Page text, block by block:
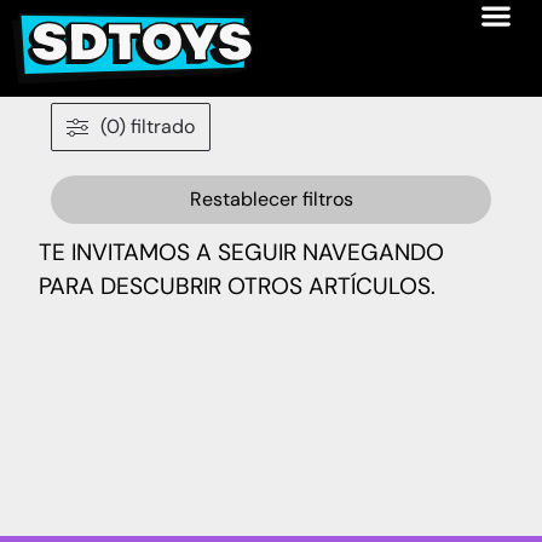
(0) filtrado
Restablecer filtros
TE INVITAMOS A SEGUIR NAVEGANDO
PARA DESCUBRIR OTROS ARTÍCULOS.